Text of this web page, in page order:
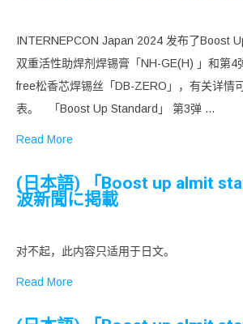
INTERNEPCON Japan 2024 发布了Boost
双重活性助焊剂焊锡膏「NH-GE(H) 」和第4
free松香芯焊锡丝「DB-ZERO」，有关详情
表。 「Boost Up Standard」 第3弹 …
Read More
(日本語) 「Boost up almit
波新聞に掲載
对不起，此内容只适用于日文。
Read More